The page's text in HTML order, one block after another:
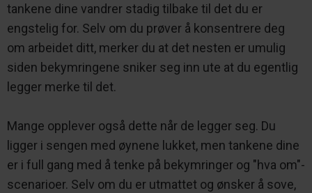
tankene dine vandrer stadig tilbake til det du er
engstelig for. Selv om du prøver å konsentrere deg
om arbeidet ditt, merker du at det nesten er umulig
siden bekymringene sniker seg inn ute at du egentlig
legger merke til det.
Mange opplever også dette når de legger seg. Du
ligger i sengen med øynene lukket, men tankene dine
er i full gang med å tenke på bekymringer og "hva om"-
scenarioer. Selv om du er utmattet og ønsker å sove,